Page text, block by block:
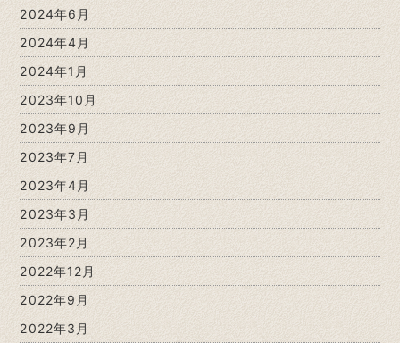
2024年6月
2024年4月
2024年1月
2023年10月
2023年9月
2023年7月
2023年4月
2023年3月
2023年2月
2022年12月
2022年9月
2022年3月